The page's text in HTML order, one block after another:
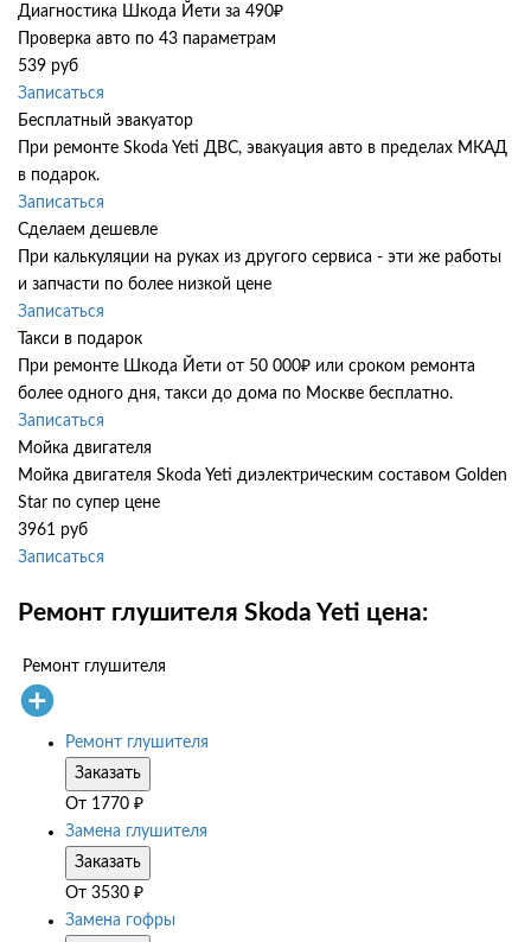
Диагностика Шкода Йети за 490₽
Проверка авто по 43 параметрам
539 руб
Записаться
Бесплатный эвакуатор
При ремонте Skoda Yeti ДВС, эвакуация авто в пределах МКАД
в подарок.
Записаться
Сделаем дешевле
При калькуляции на руках из другого сервиса - эти же работы
и запчасти по более низкой цене
Записаться
Такси в подарок
При ремонте Шкода Йети от 50 000₽ или сроком ремонта
более одного дня, такси до дома по Москве бесплатно.
Записаться
Мойка двигателя
Мойка двигателя Skoda Yeti диэлектрическим составом Golden
Star по супер цене
3961 руб
Записаться
Ремонт глушителя Skoda Yeti цена:
Ремонт глушителя
Ремонт глушителя
Заказать
От 1770 ₽
Замена глушителя
Заказать
От 3530 ₽
Замена гофры